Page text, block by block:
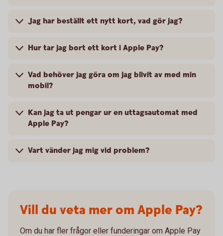
Jag har beställt ett nytt kort, vad gör jag?
Hur tar jag bort ett kort i Apple Pay?
Vad behöver jag göra om jag blivit av med min
mobil?
Kan jag ta ut pengar ur en uttagsautomat med
Apple Pay?
Vart vänder jag mig vid problem?
Vill du veta mer om Apple Pay?
Om du har fler frågor eller funderingar om Apple Pay